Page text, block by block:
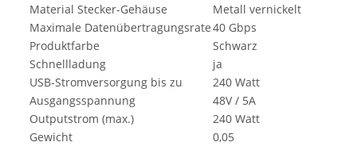
Material Stecker-Gehäuse
Metall vernickelt
Maximale Datenübertragungsrate40 Gbps
Produktfarbe
Schwarz
Schnellladung
ja
USB-Stromversorgung bis zu
240 Watt
Ausgangsspannung
48V / 5A
Outputstrom (max.)
240 Watt
Gewicht
0,05